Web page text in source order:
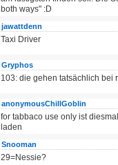
both ways" :D
jawattdenn
Taxi Driver
Gryphos
103: die gehen tatsächlich bei
anonymousChillGoblin
for tabbaco use only ist
laden
Snooman
29=Nessie?